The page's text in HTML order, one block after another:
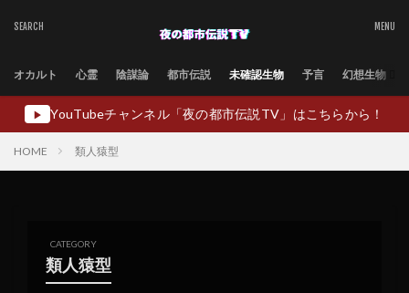
オカルト 心霊 陰謀論 都市伝説 未確認生物 予言 幻想生物
▶ YouTubeチャンネル「夜の都市伝説TV」はこちらから！
HOME 類人猿型
CATEGORY
類人猿型